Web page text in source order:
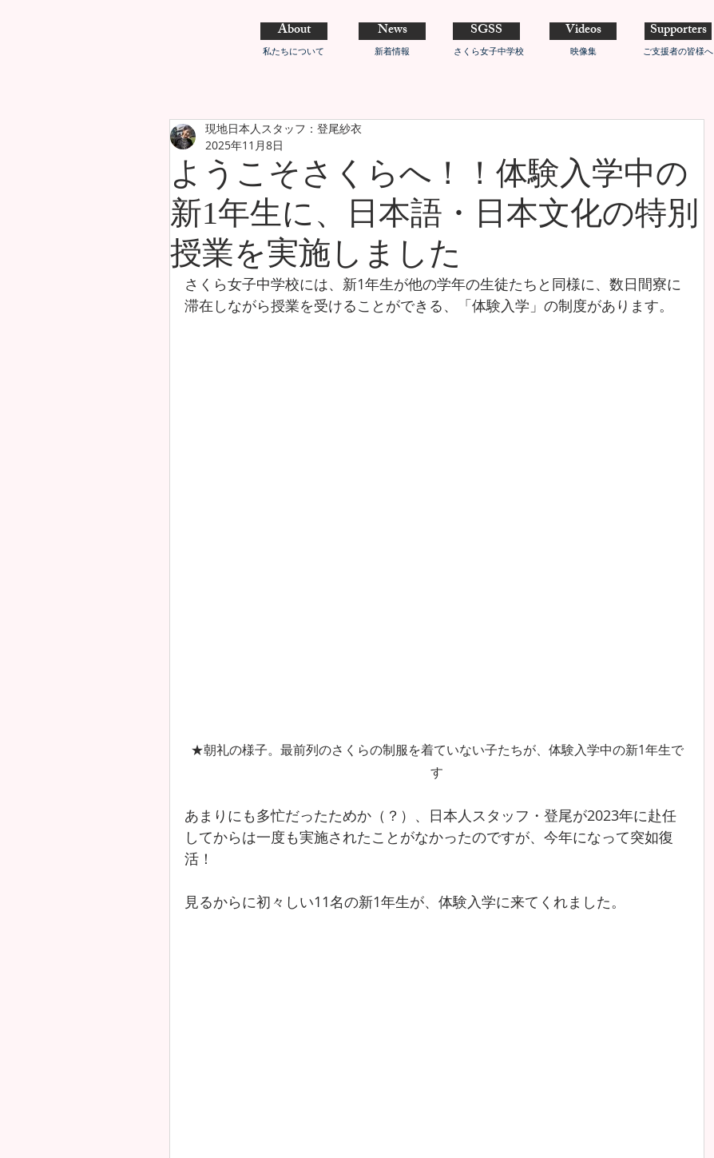
About
私たちについて
News
新着情報
SGSS
さくら女子中学校
Videos
映像集
Supporters
ご支援者の皆様へ
ようこそさくらへ！！体験入学中の
新1年生に、日本語・日本文化の特別
授業を実施しました
現地日本人スタッフ：登尾紗衣
2025年11月8日
さくら女子中学校には、新1年生が他の学年の生徒たちと同様に、数日間寮に
滞在しながら授業を受けることができる、「体験入学」の制度があります。
★朝礼の様子。最前列のさくらの制服を着ていない子たちが、体験入学中の新1年生で
す
あまりにも多忙だったためか（？）、日本人スタッフ・登尾が2023年に赴任
してからは一度も実施されたことがなかったのですが、今年になって突如復
活！
見るからに初々しい11名の新1年生が、体験入学に来てくれました。